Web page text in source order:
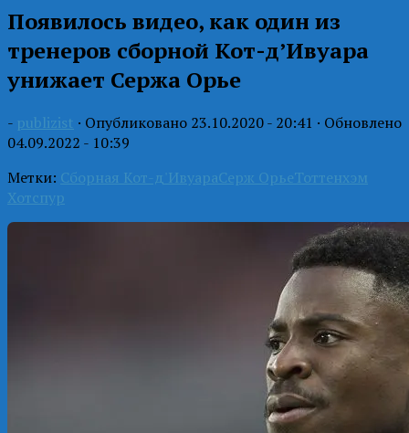
Появилось видео, как один из
тренеров сборной Кот-д’Ивуара
унижает Сержа Орье
- publizist · Опубликовано 23.10.2020 - 20:41 · Обновлено
04.09.2022 - 10:39
Метки: Сборная Кот-д'ИвуараСерж ОрьеТоттенхэм
Хотспур